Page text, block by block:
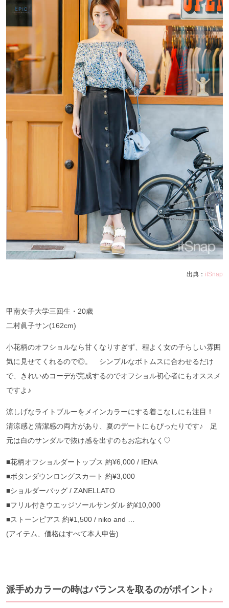
出典： itSnap
甲南女子大学三回生・20歳
二村眞子サン(162cm)
小花柄のオフショルなら甘くなりすぎず、程よく女の子らしい雰囲
気に見せてくれるので◎。 シンプルなボトムスに合わせるだけ
で、きれいめコーデが完成するのでオフショル初心者にもオススメ
ですよ♪
涼しげなライトブルーをメインカラーにする着こなしにも注目！
清涼感と清潔感の両方があり、夏のデートにもぴったりです♪ 足
元は白のサンダルで抜け感を出すのもお忘れなく♡
■花柄オフショルダートップス 約¥6,000 / IENA
■ボタンダウンロングスカート 約¥3,000
■ショルダーバッグ / ZANELLATO
■フリル付きウエッジソールサンダル 約¥10,000
■ストーンピアス 約¥1,500 / niko and …
(アイテム、価格はすべて本人申告)
派手めカラーの時はバランスを取るのがポイント♪